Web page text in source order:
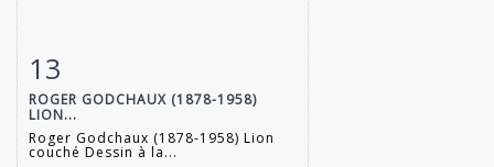
Fiche détaillée
13
ROGER GODCHAUX (1878-1958)
LION...
Roger Godchaux (1878-1958) Lion
couché Dessin à la...